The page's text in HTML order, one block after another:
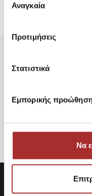
των υπηρεσιών τους.
συγκατάθεσης
Αναγκαία
Προτιμήσεις
Στατιστικά
Εμπορικής
Να
Είδατε Πρόσφατα